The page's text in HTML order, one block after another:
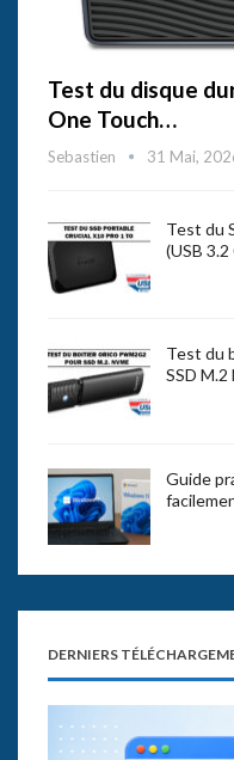
Test du disque
One Touch…
Sebastien 31 Mai,
Test du
(USB
Test du
SSD
Guide
DERNIERS